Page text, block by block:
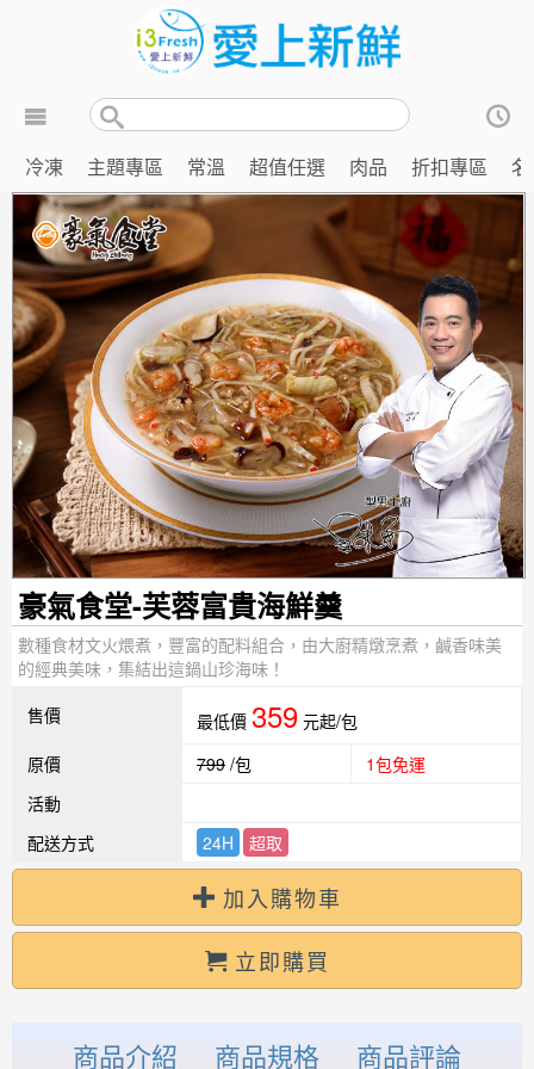
冷凍 主題專區 常溫 超值任選 肉品 折扣專區
豪氣食堂-芙蓉富貴海鮮羹
數種食材文火煨煮，豐富的配料組合，由大廚精燉烹煮，鹹香味美
的經典美味，集結出這鍋山珍海味！
售價
最低價 359 元起/包
原價
799 /包
1包免運
活動
配送方式
24H 超取
加入購物車
立即購買
商品介紹 商品規格 商品評論